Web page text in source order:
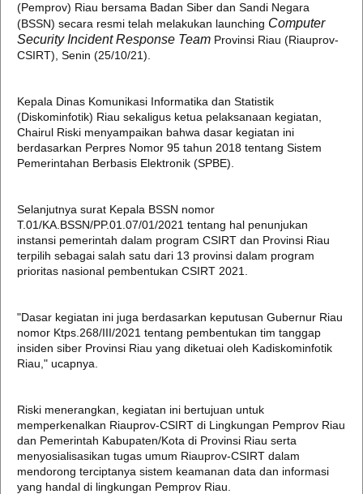
(Pemprov) Riau bersama Badan Siber dan Sandi Negara
(BSSN) secara resmi telah melakukan launching Computer
Security Incident Response Team Provinsi Riau (Riauprov-
CSIRT), Senin (25/10/21).
Kepala Dinas Komunikasi Informatika dan Statistik
(Diskominfotik) Riau sekaligus ketua pelaksanaan kegiatan,
Chairul Riski menyampaikan bahwa dasar kegiatan ini
berdasarkan Perpres Nomor 95 tahun 2018 tentang Sistem
Pemerintahan Berbasis Elektronik (SPBE).
Selanjutnya surat Kepala BSSN nomor
T.01/KA.BSSN/PP.01.07/01/2021 tentang hal penunjukan
instansi pemerintah dalam program CSIRT dan Provinsi Riau
terpilih sebagai salah satu dari 13 provinsi dalam program
prioritas nasional pembentukan CSIRT 2021.
"Dasar kegiatan ini juga berdasarkan keputusan Gubernur Riau
nomor Ktps.268/III/2021 tentang pembentukan tim tanggap
insiden siber Provinsi Riau yang diketuai oleh Kadiskominfotik
Riau," ucapnya.
Riski menerangkan, kegiatan ini bertujuan untuk
memperkenalkan Riauprov-CSIRT di Lingkungan Pemprov Riau
dan Pemerintah Kabupaten/Kota di Provinsi Riau serta
menyosialisasikan tugas umum Riauprov-CSIRT dalam
mendorong terciptanya sistem keamanan data dan informasi
yang handal di lingkungan Pemprov Riau.